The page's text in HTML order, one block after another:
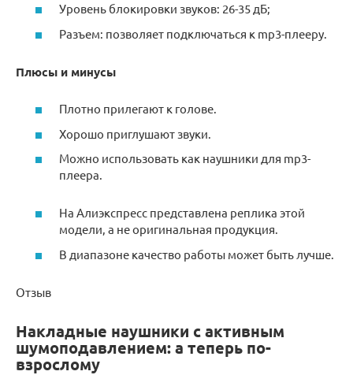
Уровень блокировки звуков: 26-35 дБ;
Разъем: позволяет подключаться к mp3-плееру.
Плюсы и минусы
Плотно прилегают к голове.
Хорошо приглушают звуки.
Можно использовать как наушники для mp3-
плеера.
На Алиэкспресс представлена реплика этой
модели, а не оригинальная продукция.
В диапазоне качество работы может быть лучше.
Отзыв
Накладные наушники с активным
шумоподавлением: а теперь по-
взрослому